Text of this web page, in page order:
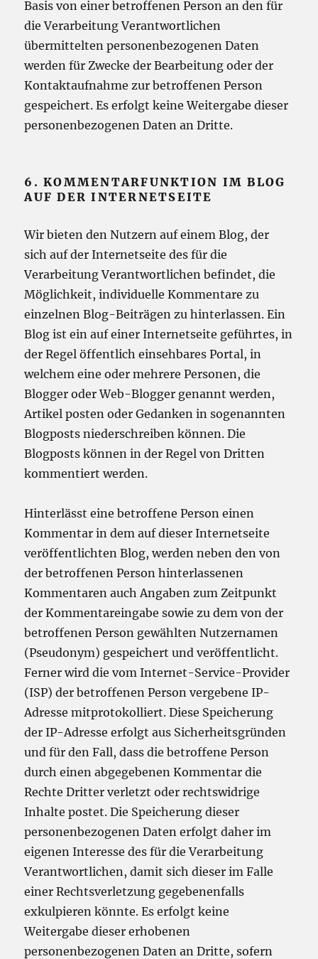
Basis von einer betroffenen Person an den für
die Verarbeitung Verantwortlichen
übermittelten personenbezogenen Daten
werden für Zwecke der Bearbeitung oder der
Kontaktaufnahme zur betroffenen Person
gespeichert. Es erfolgt keine Weitergabe dieser
personenbezogenen Daten an Dritte.
6. KOMMENTARFUNKTION IM BLOG
AUF DER INTERNETSEITE
Wir bieten den Nutzern auf einem Blog, der
sich auf der Internetseite des für die
Verarbeitung Verantwortlichen befindet, die
Möglichkeit, individuelle Kommentare zu
einzelnen Blog-Beiträgen zu hinterlassen. Ein
Blog ist ein auf einer Internetseite geführtes, in
der Regel öffentlich einsehbares Portal, in
welchem eine oder mehrere Personen, die
Blogger oder Web-Blogger genannt werden,
Artikel posten oder Gedanken in sogenannten
Blogposts niederschreiben können. Die
Blogposts können in der Regel von Dritten
kommentiert werden.
Hinterlässt eine betroffene Person einen
Kommentar in dem auf dieser Internetseite
veröffentlichten Blog, werden neben den von
der betroffenen Person hinterlassenen
Kommentaren auch Angaben zum Zeitpunkt
der Kommentareingabe sowie zu dem von der
betroffenen Person gewählten Nutzernamen
(Pseudonym) gespeichert und veröffentlicht.
Ferner wird die vom Internet-Service-Provider
(ISP) der betroffenen Person vergebene IP-
Adresse mitprotokolliert. Diese Speicherung
der IP-Adresse erfolgt aus Sicherheitsgründen
und für den Fall, dass die betroffene Person
durch einen abgegebenen Kommentar die
Rechte Dritter verletzt oder rechtswidrige
Inhalte postet. Die Speicherung dieser
personenbezogenen Daten erfolgt daher im
eigenen Interesse des für die Verarbeitung
Verantwortlichen, damit sich dieser im Falle
einer Rechtsverletzung gegebenenfalls
exkulpieren könnte. Es erfolgt keine
Weitergabe dieser erhobenen
personenbezogenen Daten an Dritte, sofern